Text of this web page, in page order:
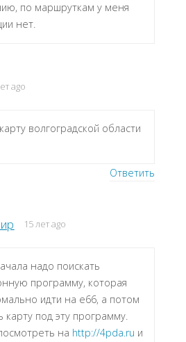
по маршруткам у меня
нет.
ago
волгоградской области
Ответить
15 лет ago
надо поискать
программу, которая
идти на e66, а потом
карту под эту программу.
на http://4pda.ru и